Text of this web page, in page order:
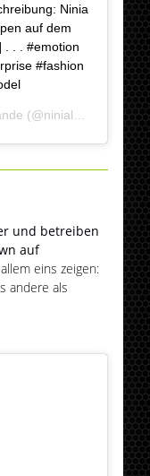
Ninia
auf dem
. . . #emotion
#fashion
(@ninialagrande) am
und betreiben
auf
eins zeigen:
andere als